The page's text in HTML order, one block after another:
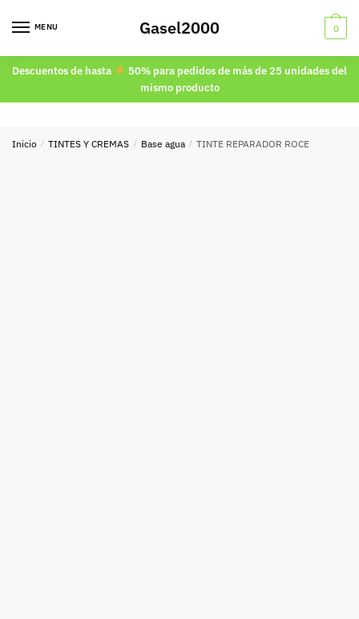
MENU Gasel2000 0
Descuentos de hasta
50% para pedidos de más de 25 unidades del
mismo producto
Inicio / TINTES Y CREMAS / Base agua / TINTE REPARADOR ROCE